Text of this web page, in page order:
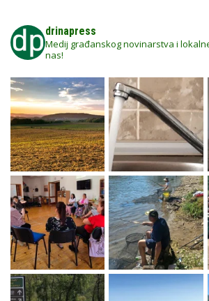
drinapress
Medij građanskog novinarstva i
nas!